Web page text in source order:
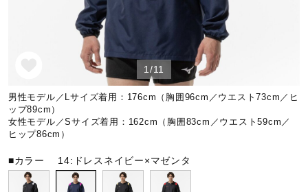
ゴルフ
スイム
バレーボール
テニス／ソフトテニス
1/11
男性モデル／Lサイズ着用：176cm（胸囲96cm／ウエスト73cm／ヒ
ップ89cm）
女性モデル／Sサイズ着用：162cm（胸囲83cm／ウエスト59cm／
ヒップ86cm）
■カラー 14:ドレスネイビー×マゼンタ